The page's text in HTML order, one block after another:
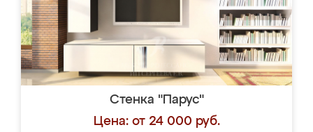
Стенка "Парус"
Цена: от 24 000 руб.